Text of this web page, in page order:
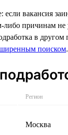
вакансия
либо причинам не
в другом
поиском.
Регион
Москва